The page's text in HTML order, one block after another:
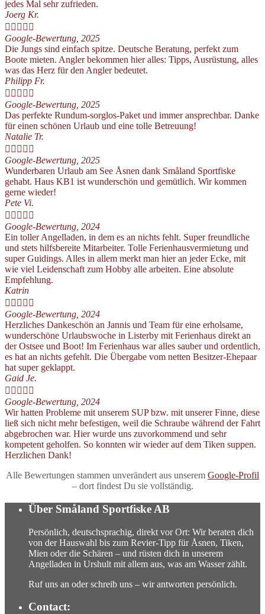
jedes Mal sehr zufrieden.
Joerg Kr.
    
Google-Bewertung, 2025
Die Jungs sind einfach spitze. Deutsche Beratung, perfekt zum
Boote mieten. Angler bekommen hier alles: Tipps, Ausrüstung, alles
was das Herz für den Angler bedeutet.
Philipp Fr.
    
Google-Bewertung, 2025
Das perfekte Rundum-sorglos-Paket und immer ansprechbar. Danke
für einen schönen Urlaub und eine tolle Betreuung!
Natalie Tr.
    
Google-Bewertung, 2025
Wunderbaren Urlaub am See Åsnen dank Småland Sportfiske
gehabt. Haus KB1 ist wunderschön und gemütlich. Wir kommen
gerne wieder!
Pete Vi.
    
Google-Bewertung, 2024
Ein toller Angelladen, in dem es an nichts fehlt. Super freundliche
und stets hilfsbereite Mitarbeiter. Tolle Ferienhausvermietung und
super Guidings. Alles in allem merkt man hier an jeder Ecke, mit
wie viel Leidenschaft zum Hobby alle arbeiten. Eine absolute
Empfehlung.
Katrin
    
Google-Bewertung, 2024
Herzliches Dankeschön an Jannis und Team für eine erholsame,
wunderschöne Urlaubswoche in Listerby mit Ferienhaus direkt an
der Ostsee und Boot! Im Ferienhaus war alles sauber und ordentlich,
es hat an nichts gefehlt. Die Übergabe vom netten Besitzer-Ehepaar
hat super geklappt.
Gaid Je.
    
Google-Bewertung, 2024
Wir hatten Probleme mit unserem SUP bzw. mit unserer Finne, diese
ließ sich nicht mehr befestigen, weil die Schraube während der Fahrt
abgebrochen war. Hier wurde uns zuvorkommend und sehr
kompetent geholfen. So konnten wir wieder auf dem Tiken suppen.
Herzlichen Dank!
Alle Bewertungen stammen unverändert aus unserem Google-Profil
– dort findest Du sie vollständig.
Über Småland Sportfiske AB
Persönlich, deutschsprachig, direkt vor Ort: Wir beraten dich
von der Hauswahl bis zum Revier-Tipp für Åsnen, Tiken,
Mien oder die Schären – und rüsten dich in unserem
Angelladen in Urshult mit allem aus, was am Wasser zählt.
Ruf uns an oder schreib uns – wir antworten persönlich.
Contact: